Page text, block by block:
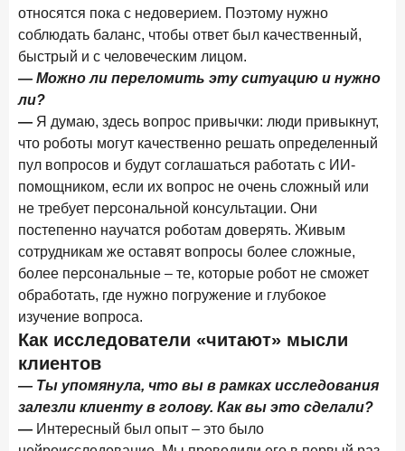
7 апреля 2026 года ИССЛЕДОВАНИЕ
По итогам марта 2026 года объем выдач кредитов
составил 925,7 млрд руб.
26 марта 2026 года ИССЛЕДОВАНИЕ
Не экосистемой единой: как пользователи
распределяют подписки
25 марта 2026 года ИССЛЕДОВАНИЕ
Ипотека. Итоги работы крупнейших ипотечных банков
в феврале 2026 года
18 марта 2026 года
Банки начали снижать ставки по вкладам еще до
решения ЦБ
16 марта 2026 года
Frank RG объявила победителей кейс-чемпионата
12 марта 2026 года ИССЛЕДОВАНИЕ
Банки ускорили работу с претензиями
относятся пока с недоверием. Поэтому нужно
соблюдать баланс, чтобы ответ был качественный,
быстрый и с человеческим лицом.
— Можно ли переломить эту ситуацию и нужно
ли?
— Я думаю, здесь вопрос привычки: люди привыкнут,
что роботы могут качественно решать определенный
пул вопросов и будут соглашаться работать с ИИ-
помощником, если их вопрос не очень сложный или
не требует персональной консультации. Они
постепенно научатся роботам доверять. Живым
сотрудникам же оставят вопросы более сложные,
более персональные – те, которые робот не сможет
обработать, где нужно погружение и глубокое
изучение вопроса.
Как исследователи «читают» мысли
клиентов
— Ты упомянула, что вы в рамках исследования
залезли клиенту в голову. Как вы это сделали?
— Интересный был опыт – это было